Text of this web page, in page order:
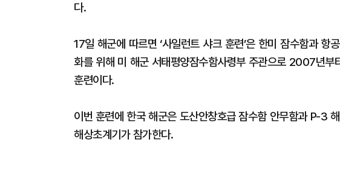
다.
17일 해군에 따르면 ‘사일런트 샤크 훈련’은 한미 잠수함과 항
화를 위해 미 해군 서태평양잠수함사령부 주관으로 2007년부
훈련이다.
이번 훈련에 한국 해군은 도산안창호급 잠수함 안무함과 P-3
해상초계기가 참가한다.